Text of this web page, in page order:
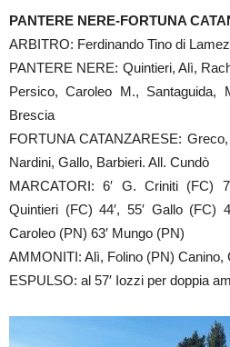
PANTERE NERE-FORTUNA
ARBITRO: Ferdinando Tino di
PANTERE NERE: Quintieri, Alì,
Persico, Caroleo M., Santaguida,
Brescia
FORTUNA CATANZARESE:
Nardini, Gallo, Barbieri. All. Cundò
MARCATORI: 6′ G. Criniti (FC)
Quintieri (FC) 44′, 55′ Gallo (FC)
Caroleo (PN) 63′ Mungo (PN)
AMMONITI: Alì, Folino (PN) Canino,
ESPULSO: al 57′ Iozzi per doppia